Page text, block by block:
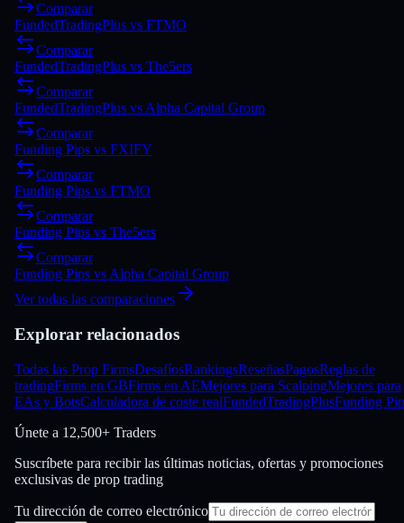
Comparar
FundedTradingPlus vs FTMO
Comparar
FundedTradingPlus vs The5ers
Comparar
FundedTradingPlus vs Alpha Capital Group
Comparar
Funding Pips vs FXIFY
Comparar
Funding Pips vs FTMO
Comparar
Funding Pips vs The5ers
Comparar
Funding Pips vs Alpha Capital Group
Ver todas las comparaciones
Explorar relacionados
Todas las Prop FirmsDesafíosRankingsReseñasPagosReglas de
tradingFirms en GBFirms en AEMejores para ScalpingMejores para
EAs y BotsCalculadora de coste realFundedTradingPlusFunding
Únete a 12,500+ Traders
Suscríbete para recibir las últimas noticias, ofertas y promociones
exclusivas de prop trading
Tu dirección de correo electrónico